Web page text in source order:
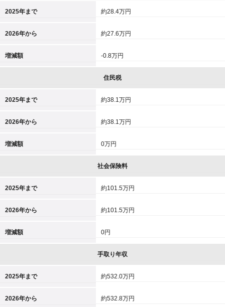
2025年まで 約28.4万円
2026年から 約27.6万円
増減額 -0.8万円
住民税
2025年まで 約38.1万円
2026年から 約38.1万円
増減額 0万円
社会保険料
2025年まで 約101.5万円
2026年から 約101.5万円
増減額 0円
手取り年収
2025年まで 約532.0万円
2026年から 約532.8万円